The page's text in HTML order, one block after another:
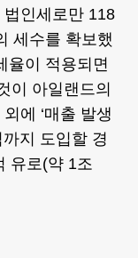
인세로만 118
세수를 확보했
율이 적용되면
이 아일랜드의
에 ‘매출 발생
지 도입할 경
유로(약 1조